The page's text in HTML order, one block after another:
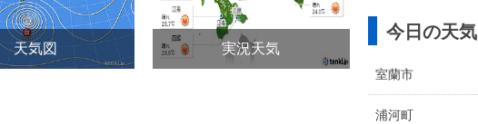
天気図 実況天気
今日の天気
室蘭市
浦河町